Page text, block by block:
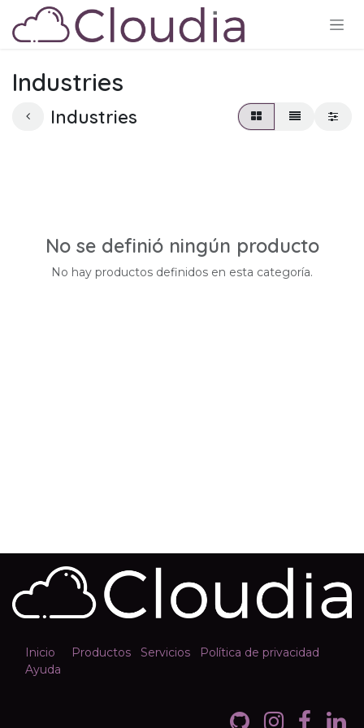
Ir al contenido
Industries
Industries
No se definió ningún producto
No hay productos definidos en esta categoría.
Inicio Productos Servicios
Política de privacidad
Ayuda